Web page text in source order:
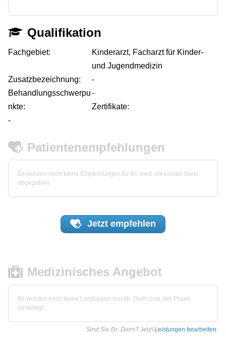
Qualifikation
Fachgebiet:
Kinderarzt, Facharzt für Kinder-
und Jugendmedizin
Zusatzbezeichnung:
-
Behandlungsschwerpu
nkte:
-
Zertifikate:
-
Patientenempfehlungen
Es wurden noch keine Empfehlungen für Dr. med. Alexander Diers
abgegeben.
Jetzt empfehlen
Medizinisches Angebot
Es wurden noch keine Leistungen von Dr. Diers bzw. der Praxis
hinterlegt.
Sind Sie Dr. Diers? Jetzt Leistungen bearbeiten.